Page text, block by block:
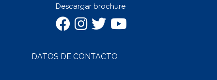
Descargar brochure
DATOS DE CONTACTO